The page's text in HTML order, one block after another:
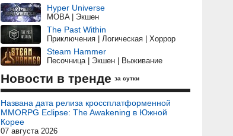
Hyper Universe
MOBA | Экшен
The Past Within
Приключения | Логическая | Хоррор
Steam Hammer
Песочница | Экшен | Выживание
Новости в тренде за сутки
Названа дата релиза кроссплатформенной
MMORPG Eclipse: The Awakening в Южной
Корее
07 августа 2026